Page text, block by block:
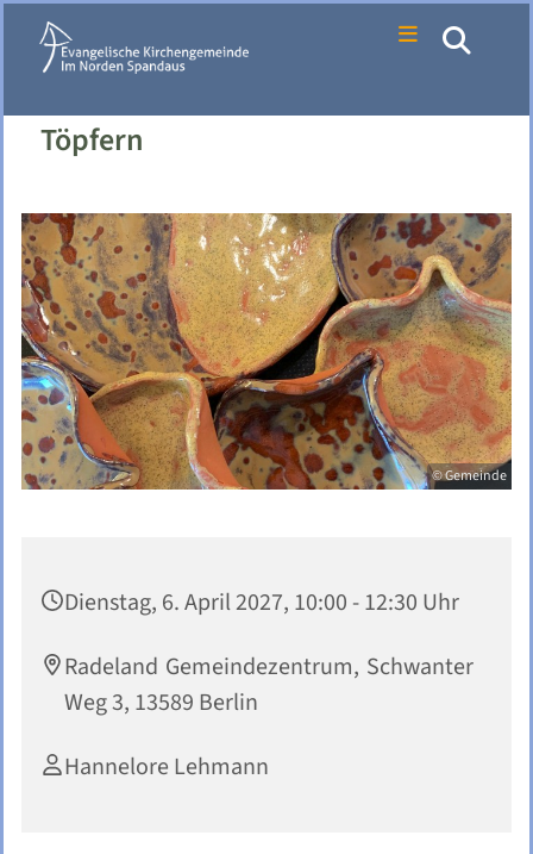
Töpfern
© Gemeinde
Dienstag, 6. April 2027, 10:00 - 12:30 Uhr
Radeland Gemeindezentrum, Schwanter
Weg 3, 13589 Berlin
Hannelore Lehmann